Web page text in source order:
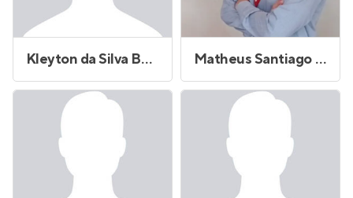
Kleyton da Silva Bonfim Matheus Santiago Cordaro de Moraes